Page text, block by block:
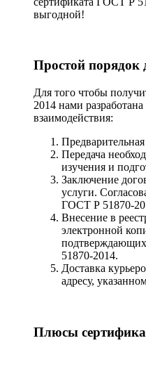
выгодной!
Простой порядок
Для того чтобы
2014 нами
взаимодействия:
Передача
изучения и
Заключение
услуги.
ГОСТ Р 51870-
Внесение в
электронной
51870-2014.
Доставка
адресу,
Плюсы